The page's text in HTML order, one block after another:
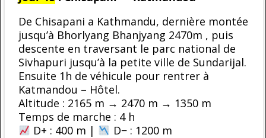
De Chisapani a Kathmandu, dernière montée
jusqu’à Bhorlyang Bhanjyang 2470m , puis
descente en traversant le parc national de
Sivhapuri jusqu’à la petite ville de Sundarijal.
Ensuite 1h de véhicule pour rentrer à
Katmandou – Hôtel.
Altitude : 2165 m → 2470 m → 1350 m
Temps de marche : 4 h
D+ : 400 m |
D− : 1200 m